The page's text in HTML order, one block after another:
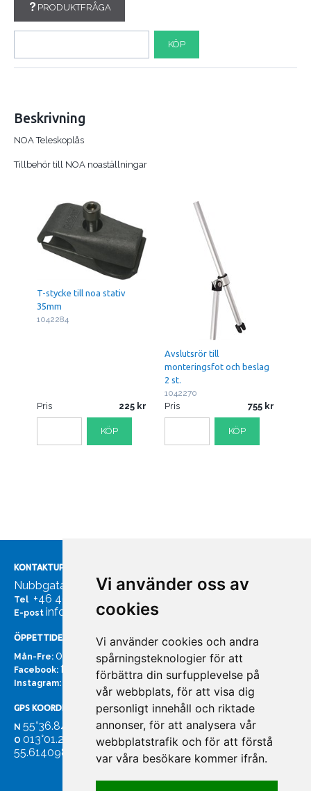
Vi använder oss av
cookies
Vi använder cookies och andra
spårningsteknologier för att
förbättra din surfupplevelse på
vår webbplats, för att visa dig
personligt innehåll och riktade
annonser, för att analysera vår
webbplatstrafik och för att förstå
var våra besökare kommer ifrån.
PRODUKTFRÅGA
KÖP
Beskrivning
NOA Teleskoplås
Tillbehör till NOA noaställningar
T-stycke till noa stativ
35mm
1042284
Pris 225
KÖP
Avslutsrör till
monteringsfot och beslag
2 st.
1042270
Pris 755
KÖP
KONTAKTUPPGIFTER
Nubbgatan 7, 211 24 Malmö
Tel +46 40185561
E-post info@bachmans.se
ÖPPETTIDER
Mån-Fre: 07:00 - 16:00
Facebook: facebook.com/bachmans.se
Instagram: instagram.com/bachmans.se
GPS KOORDINATER
N 55°36.847
O 013°01.255'
55.614098. 13.020931'